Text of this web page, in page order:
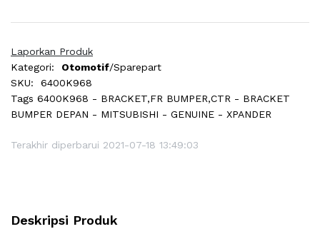
Laporkan Produk
Kategori:
Otomotif/Sparepart
SKU:
6400K968
Tags 6400K968 - BRACKET,FR BUMPER,CTR - BRACKET
BUMPER DEPAN - MITSUBISHI - GENUINE - XPANDER
Terakhir diperbarui 2021-07-18 13:49:03
Deskripsi Produk